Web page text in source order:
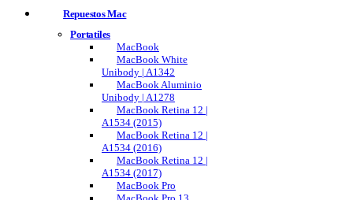
Repuestos Mac
Portatiles
MacBook
MacBook White
Unibody | A1342
MacBook Aluminio
Unibody | A1278
MacBook Retina 12 |
A1534 (2015)
MacBook Retina 12 |
A1534 (2016)
MacBook Retina 12 |
A1534 (2017)
MacBook Pro